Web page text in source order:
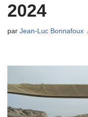
2024
par Jean-Luc Bonnafoux